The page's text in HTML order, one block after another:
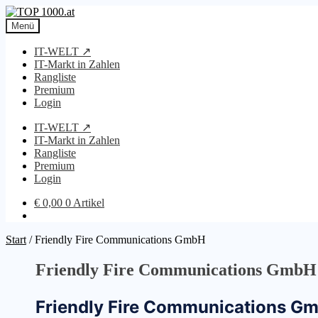
Zur
Navigation
springen
Zum
Inhalt
springen
Menü
IT-WELT ↗
IT-Markt in Zahlen
Rangliste
Premium
Login
IT-WELT ↗
IT-Markt in Zahlen
Rangliste
Premium
Login
€ 0,00 0 Artikel
Start /Friendly Fire Communications GmbH
Friendly Fire Communications GmbH
Friendly Fire Communications